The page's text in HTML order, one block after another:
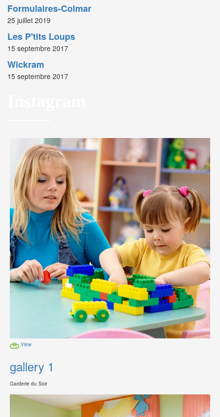
Formulaires-Colmar
25 juillet 2019
Les P'tits Loups
15 septembre 2017
Wickram
15 septembre 2017
View
gallery 1
Garderie du Soir